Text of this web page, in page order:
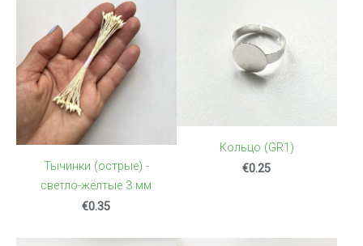
Тычинки (острые) -
светло-жёлтые 3 мм
€0.35
Кольцо (GR1)
€0.25